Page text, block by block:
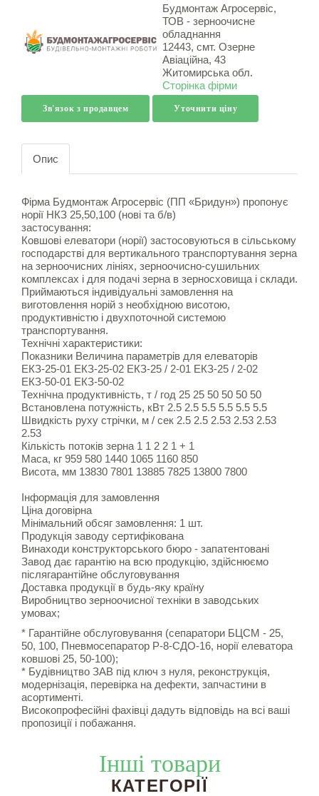
Будмонтаж Агросервіс,
ТОВ - зерноочисне
обладнання
12443, смт. Озерне
Авіаційна, 43
Житомирська обл.
Сторінка фірми
Зв'язок з продавцем Уточнити ціну
Опис
Фірма Будмонтаж Агросервіс (ПП «Бридун») пропонує
норії НКЗ 25,50,100 (нові та б/в)
застосування:
Ковшові елеватори (норії) застосовуються в сільському
господарстві для вертикального транспортування зерна
на зерноочисних лініях, зерноочисно-сушильних
комплексах і для подачі зерна в зерносховища і склади.
Приймаються індивідуальні замовлення на
виготовлення норій з необхідною висотою,
продуктивністю і двухпоточной системою
транспортування.
Технічні характеристики:
Показники Величина параметрів для елеваторів
ЕКЗ-25-01 ЕКЗ-25-02 ЕКЗ-25 / 2-01 ЕКЗ-25 / 2-02
ЕКЗ-50-01 ЕКЗ-50-02
Технічна продуктивність, т / год 25 25 50 50 50 50
Встановлена потужність, кВт 2.5 2.5 5.5 5.5 5.5 5.5
Швидкість руху стрічки, м / сек 2.5 2.5 2.53 2.53 2.53
2.53
Кількість потоків зерна 1 1 2 2 1 + 1
Маса, кг 959 580 1440 1065 1160 850
Висота, мм 13830 7801 13885 7825 13800 7800
Інформація для замовлення
Ціна договірна
Мінімальний обсяг замовлення: 1 шт.
Продукція заводу сертифікована
Винаходи конструкторського бюро - запатентовані
Завод дає гарантію на всю продукцію, здійснюємо
післягарантійне обслуговування
Доставка продукції в будь-яку країну
Виробництво зерноочисної техніки в заводських
умовах;
* Гарантійне обслуговування (сепаратори БЦСМ - 25,
50, 100, Пневмосепаратор Р-8-СДО-16, норії елеватора
ковшові 25, 50-100);
* Будівництво ЗАВ під ключ з нуля, реконструкція,
модернізація, перевірка на дефекти, запчастини в
асортименті.
Високопрофесійні фахівці дадуть відповідь на всі ваші
пропозиції і побажання.
Інші товари
КАТЕГОРІЇ